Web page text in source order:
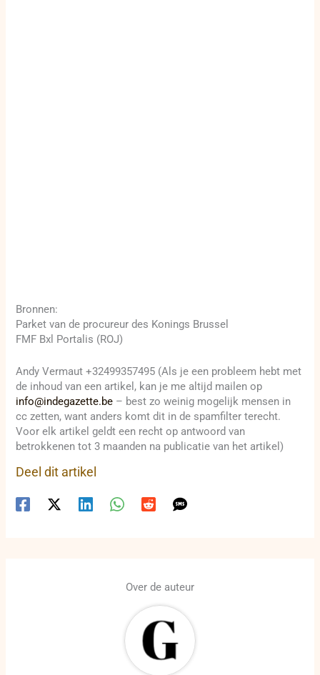
Bronnen:
Parket van de procureur des Konings Brussel
FMF Bxl Portalis (ROJ)
Andy Vermaut +32499357495 (Als je een probleem hebt met
de inhoud van een artikel, kan je me altijd mailen op
info@indegazette.be – best zo weinig mogelijk mensen in
cc zetten, want anders komt dit in de spamfilter terecht.
Voor elk artikel geldt een recht op antwoord van
betrokkenen tot 3 maanden na publicatie van het artikel)
Deel dit artikel
Over de auteur